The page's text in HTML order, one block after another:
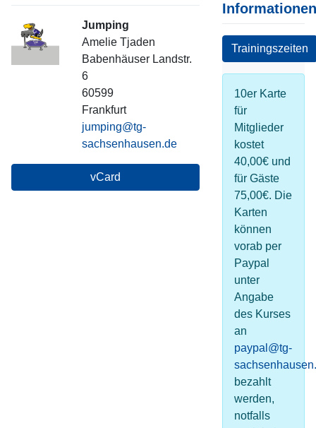
Jumping
Position
Amelie Tjaden
Adresse
Babenhäuser Landstr.
6
60599
Frankfurt
E-Mail
jumping@tg-
sachsenhausen.de
vCard
Informationen
Trainingszeiten
10er Karte
für
Mitglieder
kostet
40,00€ und
für Gäste
75,00€. Die
Karten
können
vorab per
Paypal
unter
Angabe
des Kurses
an
paypal@tg-
bezahlt
werden,
notfalls